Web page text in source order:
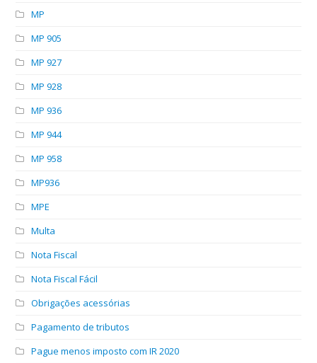
MP
MP 905
MP 927
MP 928
MP 936
MP 944
MP 958
MP936
MPE
Multa
Nota Fiscal
Nota Fiscal Fácil
Obrigações acessórias
Pagamento de tributos
Pague menos imposto com IR 2020